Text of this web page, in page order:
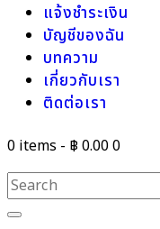
แจ้งชำระเงิน
บัญชีของฉัน
บทความ
เกี่ยวกับเรา
ติดต่อเรา
0 items - ฿ 0.000